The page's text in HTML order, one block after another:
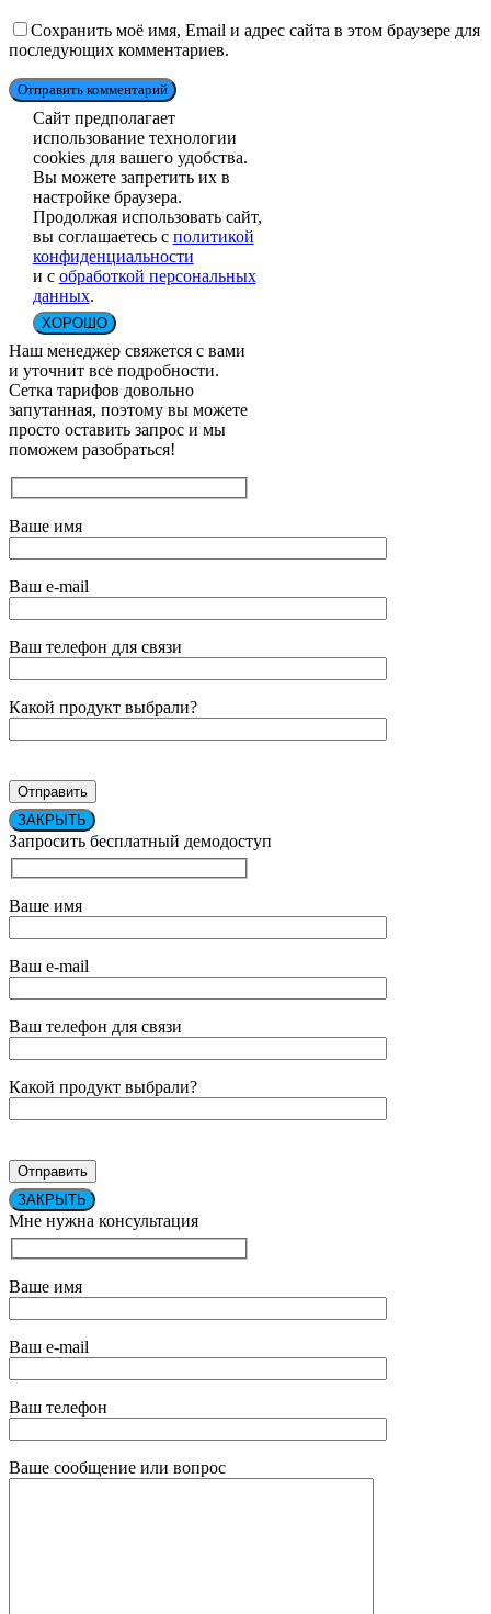
Сохранить моё имя, Email и адрес сайта в этом браузере для
последующих комментариев.
Отправить комментарий
Сайт предполагает
использование технологии
cookies для вашего удобства.
Вы можете запретить их в
настройке браузера.
Продолжая использовать сайт,
вы соглашаетесь с политикой
конфиденциальности
и с обработкой персональных
данных.
ХОРОШО
Наш менеджер свяжется с вами
и уточнит все подробности.
Сетка тарифов довольно
запутанная, поэтому вы можете
просто оставить запрос и мы
поможем разобраться!
Ваше имя
Ваш e-mail
Ваш телефон для связи
Какой продукт выбрали?
ЗАКРЫТЬ
Запросить бесплатный демодоступ
Ваше имя
Ваш e-mail
Ваш телефон для связи
Какой продукт выбрали?
ЗАКРЫТЬ
Мне нужна консультация
Ваше имя
Ваш e-mail
Ваш телефон
Ваше сообщение или вопрос